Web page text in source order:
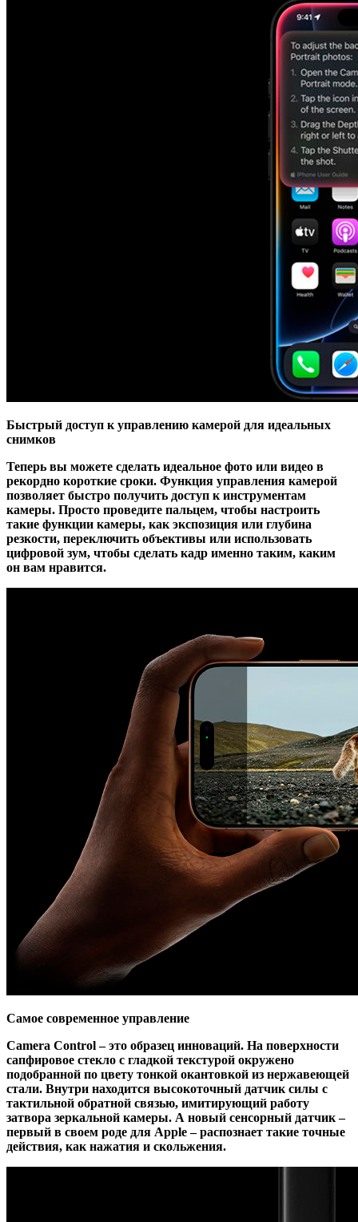
Быстрый доступ к управлению камерой для идеальных
снимков
Теперь вы можете сделать идеальное фото или видео в
рекордно короткие сроки. Функция управления камерой
позволяет быстро получить доступ к инструментам
камеры. Просто проведите пальцем, чтобы настроить
такие функции камеры, как экспозиция или глубина
резкости, переключить объективы или использовать
цифровой зум, чтобы сделать кадр именно таким, каким
он вам нравится.
Самое современное управление
Camera Control – это образец инноваций. На поверхности
сапфировое стекло с гладкой текстурой окружено
подобранной по цвету тонкой окантовкой из нержавеющей
стали. Внутри находится высокоточный датчик силы с
тактильной обратной связью, имитирующий работу
затвора зеркальной камеры. А новый сенсорный датчик –
первый в своем роде для Apple – распознает такие точные
действия, как нажатия и скольжения.